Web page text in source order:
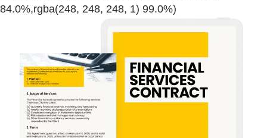
84.0%,rgba(248, 248, 248, 1) 99.0%)